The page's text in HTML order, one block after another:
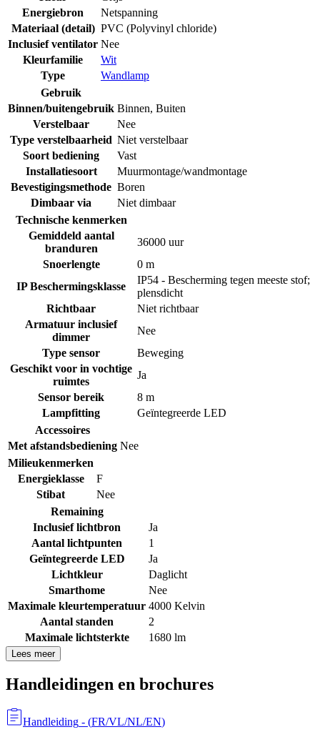
Energiebron
Netspanning
Materiaal (detail) PVC (Polyvinyl chloride)
Inclusief ventilator Nee
Kleurfamilie
Wit
Type
Wandlamp
Gebruik
Binnen/buitengebruik Binnen, Buiten
Verstelbaar
Nee
Type verstelbaarheid Niet verstelbaar
Soort bediening
Vast
Installatiesoort
Muurmontage/wandmontage
Bevestigingsmethode Boren
Dimbaar via
Niet dimbaar
Technische kenmerken
Gemiddeld aantal
branduren
36000 uur
Snoerlengte
0 m
IP Beschermingsklasse
IP54 - Bescherming tegen meeste stof;
plensdicht
Richtbaar
Niet richtbaar
Armatuur inclusief
dimmer
Nee
Type sensor
Beweging
Geschikt voor in vochtige
ruimtes
Ja
Sensor bereik
8 m
Lampfitting
Geïntegreerde LED
Accessoires
Met afstandsbediening Nee
Milieukenmerken
Energieklasse
F
Stibat
Nee
Remaining
Inclusief lichtbron
Ja
Aantal lichtpunten
1
Geïntegreerde LED
Ja
Lichtkleur
Daglicht
Smarthome
Nee
Maximale kleurtemperatuur 4000 Kelvin
Aantal standen
2
Maximale lichtsterkte
1680 lm
Lees meer
Handleidingen en brochures
Handleiding - (FR/VL/NL/EN)